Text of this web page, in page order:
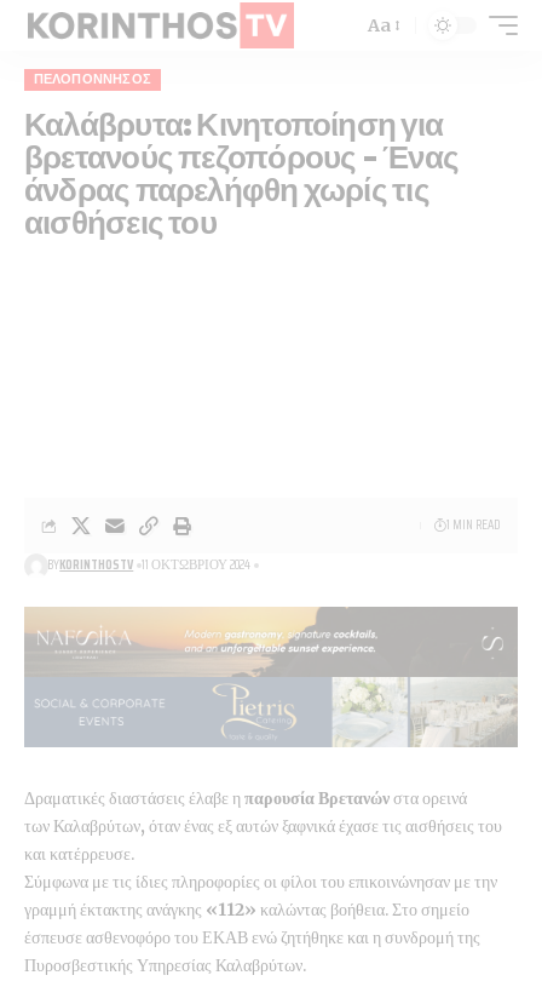
Aa
ΠΕΛΟΠΌΝΝΗΣΟΣ
Καλάβρυτα: Κινητοποίηση για
βρετανούς πεζοπόρους – Ένας
άνδρας παρελήφθη χωρίς τις
αισθήσεις του
BYKORINTHOSTV 11 ΟΚΤΩΒΡΊΟΥ 2024
1 MIN READ
Δραματικές διαστάσεις έλαβε η παρουσία Βρετανώνστα ορεινά
των Καλαβρύτων, όταν ένας εξ αυτών ξαφνικά έχασε τις αισθήσεις του
και κατέρρευσε.
Σύμφωνα με τις ίδιες πληροφορίες οι φίλοι του επικοινώνησαν με την
γραμμή έκτακτης ανάγκης «112» καλώντας βοήθεια. Στο σημείο
έσπευσε ασθενοφόρο του ΕΚΑΒ ενώ ζητήθηκε και η συνδρομή της
Πυροσβεστικής Υπηρεσίας Καλαβρύτων.